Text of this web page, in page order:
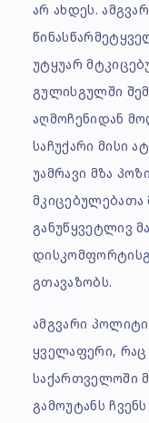
არ ახდეს.
უტყუარ
გულისგულში
აღმოჩენიდან
საჩუქარი მისი
უამრავი მზა
მკიცებულებათა
განუწყვეტლივ
გთავაზობს.
ამგვარი
ყველაფერი,
საქართველოში
გამოუტანს